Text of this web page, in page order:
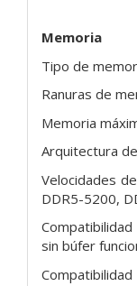
Memoria
Tipo de
Ranuras de
Memoria
Arquitectura
Velocidades
DDR5-5200,
sin búfer